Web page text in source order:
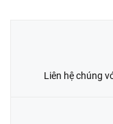
Liên hệ chúng